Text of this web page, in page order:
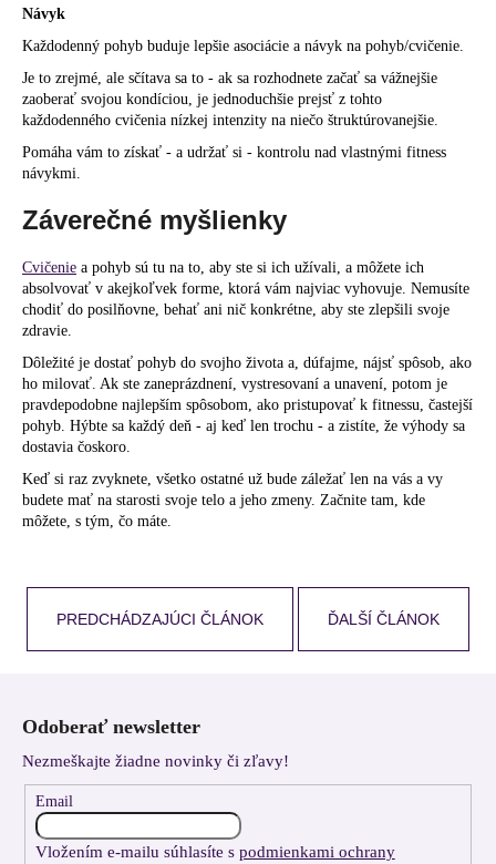
Návyk
Každodenný pohyb buduje lepšie asociácie a návyk na pohyb/cvičenie.
Je to zrejmé, ale sčítava sa to - ak sa rozhodnete začať sa vážnejšie
zaoberať svojou kondíciou, je jednoduchšie prejsť z tohto
každodenného cvičenia nízkej intenzity na niečo štruktúrovanejšie.
Pomáha vám to získať - a udržať si - kontrolu nad vlastnými fitness
návykmi.
Záverečné myšlienky
Cvičenie a pohyb sú tu na to, aby ste si ich užívali, a môžete ich
absolvovať v akejkoľvek forme, ktorá vám najviac vyhovuje. Nemusíte
chodiť do posilňovne, behať ani nič konkrétne, aby ste zlepšili svoje
zdravie.
Dôležité je dostať pohyb do svojho života a, dúfajme, nájsť spôsob, ako
ho milovať. Ak ste zaneprázdnení, vystresovaní a unavení, potom je
pravdepodobne najlepším spôsobom, ako pristupovať k fitnessu, častejší
pohyb. Hýbte sa každý deň - aj keď len trochu - a zistíte, že výhody sa
dostavia čoskoro.
Keď si raz zvyknete, všetko ostatné už bude záležať len na vás a vy
budete mať na starosti svoje telo a jeho zmeny. Začnite tam, kde
môžete, s tým, čo máte.
PREDCHÁDZAJÚCI ČLÁNOK ĎALŠÍ ČLÁNOK
Odoberať newsletter
Nezmeškajte žiadne novinky či zľavy!
Email
Vložením e-mailu súhlasíte s podmienkami ochrany